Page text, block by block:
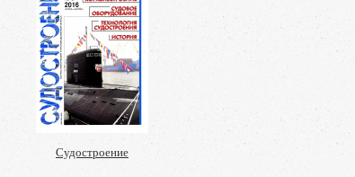
Судостроение